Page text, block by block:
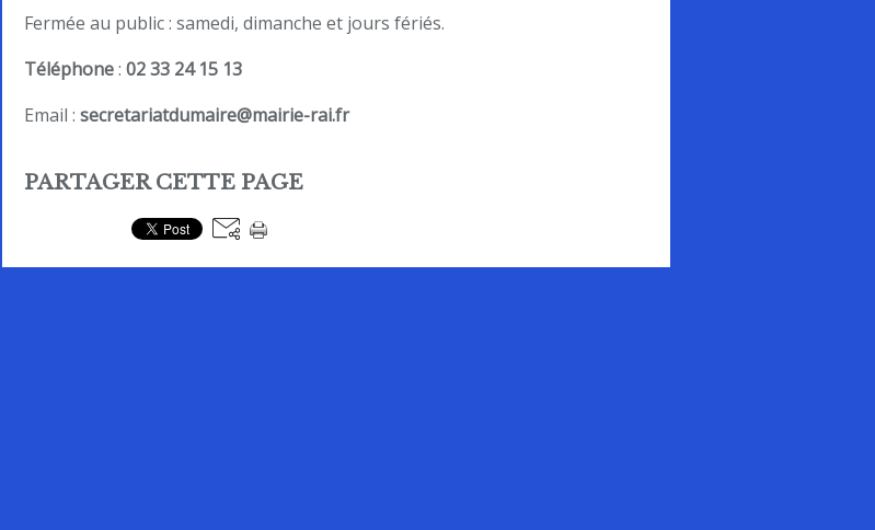
Fermée au public : samedi, dimanche et jours fériés.
Téléphone: 02 33 24 15 13
Email : secretariatdumaire@mairie-rai.fr
PARTAGER CETTE PAGE